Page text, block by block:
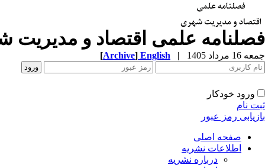
فصلنامه علمی اقتصاد و مدیریت
جمعه 16 مرداد 1405 |
English
[Archive]
ورود خودکار
ثبت نام
بازیابی رمز عبور
صفحه اصلی
اطلاعات نشریه
درباره نشریه